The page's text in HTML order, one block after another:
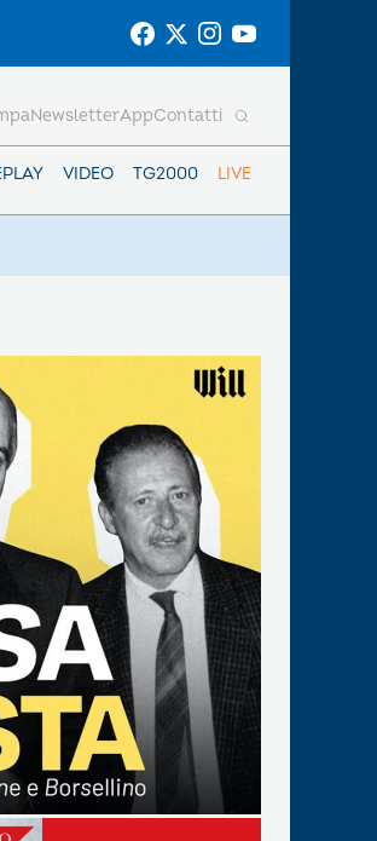
VIDEO TG2000 LIVE
NewsletterAppContatti